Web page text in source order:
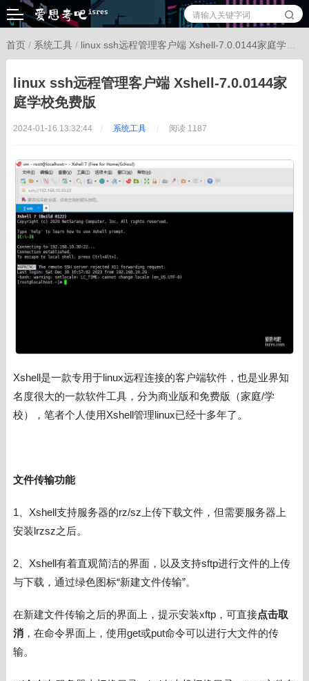
首页/ 系统工具/ linux ssh远程管理客户端 Xshell-7.0.0144家庭学校免费版
linux ssh远程管理客户端 Xshell-7.0.0144家
庭学校免费版
2024-01-16 13:32:44 系统工具 阅读 1187
Xshell是一款专用于linux远程连接的客户端软件，也是业界知
名度很大的一款软件工具，分为商业版和免费版（家庭/学
校），笔者个人使用Xshell管理linux已经十多年了。
文件传输功能
1、Xshell支持服务器的rz/sz上传下载文件，但需要服务器上
安装lrzsz之后。
2、Xshell有着直观简洁的界面，以及支持sftp进行文件的上传
与下载，通过绿色图标“新建文件传输”。
在新建文件传输之后的界面上，提示安装xftp，可直接点击取
消，在命令界面上 ，使用get或put命令可以进行大文件的传
输。